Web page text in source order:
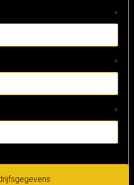
*
*
*